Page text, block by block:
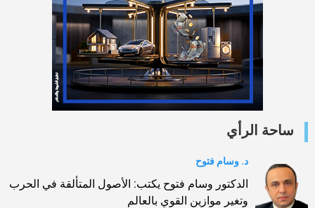
ساحة الرأي
د. وسام فتوح
الدكتور وسام فتوح يكتب: الأصول المتألقة في الحرب
وتغير موازين القوي بالعالم